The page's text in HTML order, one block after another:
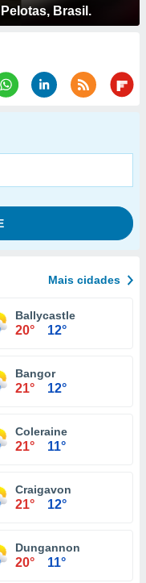
Brasil.
Mais cidades
Ballycastle
20° 12°
Bangor
21° 12°
Coleraine
21° 11°
Craigavon
21° 12°
Dungannon
20° 11°